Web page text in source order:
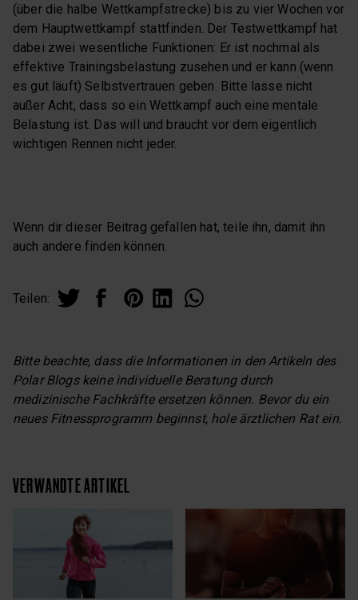
(über die halbe Wettkampfstrecke) bis zu vier Wochen vor
dem Hauptwettkampf stattfinden. Der Testwettkampf hat
dabei zwei wesentliche Funktionen: Er ist nochmal als
effektive Trainingsbelastung zusehen und er kann (wenn
es gut läuft) Selbstvertrauen geben. Bitte lasse nicht
außer Acht, dass so ein Wettkampf auch eine mentale
Belastung ist. Das will und braucht vor dem eigentlich
wichtigen Rennen nicht jeder.
Wenn dir dieser Beitrag gefallen hat, teile ihn, damit ihn
auch andere finden können.
Teilen:
Bitte beachte, dass die Informationen in den Artikeln des
Polar Blogs keine individuelle Beratung durch
medizinische Fachkräfte ersetzen können. Bevor du ein
neues Fitnessprogramm beginnst, hole ärztlichen Rat ein.
VERWANDTE ARTIKEL